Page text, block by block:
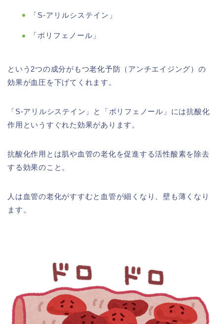
「S-アリルシステイン」
「ポリフェノール」
という2つの成分がもつ老化予防（アンチエイジング）の
効果が血圧を下げてくれます。
「S-アリルシステイン」と「ポリフェノール」には抗酸化
作用というすぐれた効果があります。
抗酸化作用とは肌や血管の老化を促進する活性酸素を除去
する効果のこと。
人は血管の老化がすすむと血管が細くなり、壁も薄くなり
ます。